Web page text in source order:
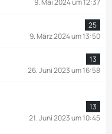
9. Mai 2024 um 12:37
25
9. März 2024 um 13:50
13
26. Juni 2023 um 16:58
13
21. Juni 2023 um 10:45